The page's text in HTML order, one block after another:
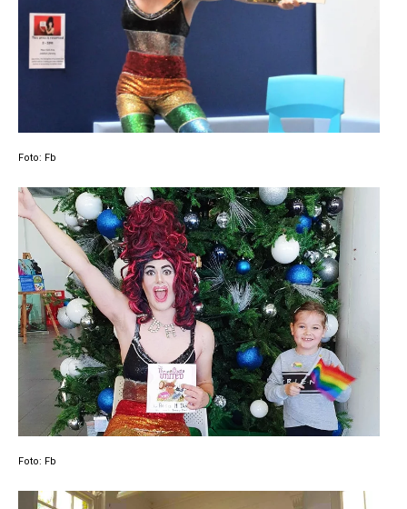
Foto: Fb
Foto: Fb